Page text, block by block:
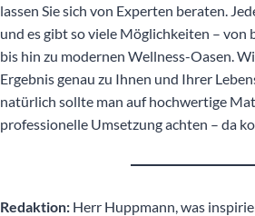
lassen Sie sich von Experten beraten.
und es gibt so viele Möglichkeiten – von
bis hin zu modernen Wellness-Oasen.
Ergebnis genau zu Ihnen und Ihrer
natürlich sollte man auf hochwertige
professionelle Umsetzung achten – da
Redaktion: Herr Huppmann, was